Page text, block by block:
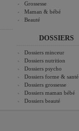
Grossesse
Maman & bébé
Beauté
DOSSIERS
Dossiers minceur
Dossiers nutrition
Dossiers psycho
Dossiers forme & santé
Dossiers grossesse
Dossiers maman bébé
Dossiers beauté